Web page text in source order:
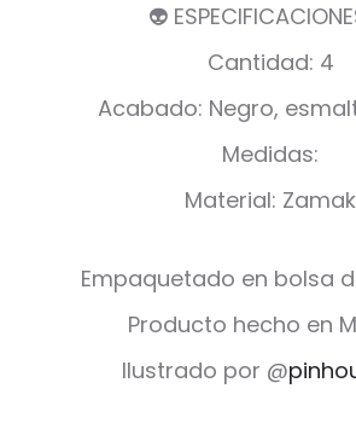
👽
Cantidad: 4
Acabado: Negro,
Medidas:
Material: Zamak
Empaquetado en bolsa
Producto hecho en
Ilustrado por @